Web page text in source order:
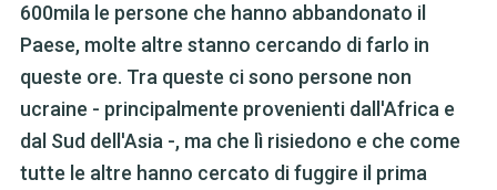
600mila le persone che hanno abbandonato il
Paese, molte altre stanno cercando di farlo in
queste ore. Tra queste ci sono persone non
ucraine - principalmente provenienti dall'Africa e
dal Sud dell'Asia -, ma che lì risiedono e che come
tutte le altre hanno cercato di fuggire il prima